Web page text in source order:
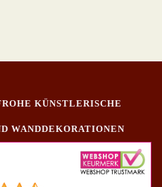
KÜNSTLERISCHE
WANDDEKORATIONEN